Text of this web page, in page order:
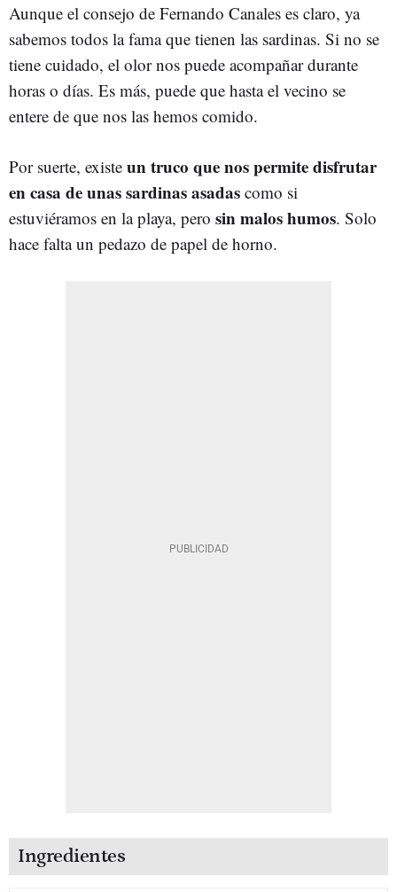
Aunque el consejo de Fernando Canales es claro, ya
sabemos todos la fama que tienen las sardinas. Si no se
tiene cuidado, el olor nos puede acompañar durante
horas o días. Es más, puede que hasta el vecino se
entere de que nos las hemos comido.
Por suerte, existe un truco que nos permite disfrutar
en casa de unas sardinas asadas como si
estuviéramos en la playa, pero sin malos humos. Solo
hace falta un pedazo de papel de horno.
Ingredientes